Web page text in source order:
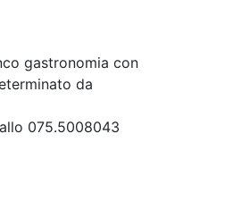
gastronomia con
da
075.5008043